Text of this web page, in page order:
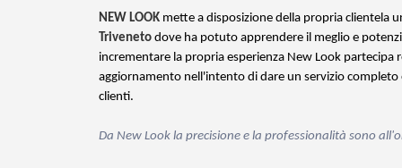
NEW LOOK mette a disposizione della propria clientela
Triveneto dove ha potuto apprendere il meglio e
incrementare la propria esperienza New Look partecipa
aggiornamento nell'intento di dare un servizio completo
clienti.
Da New Look la precisione e la professionalità sono